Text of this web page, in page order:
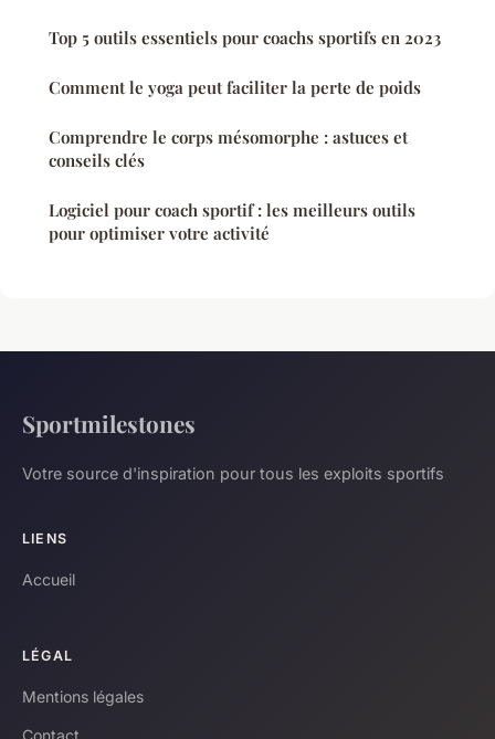
Top 5 outils essentiels pour coachs sportifs en 2023
Comment le yoga peut faciliter la perte de poids
Comprendre le corps mésomorphe : astuces et
conseils clés
Logiciel pour coach sportif : les meilleurs outils
pour optimiser votre activité
Sportmilestones
Votre source d'inspiration pour tous les exploits sportifs
LIENS
Accueil
LÉGAL
Mentions légales
Contact